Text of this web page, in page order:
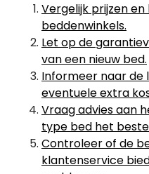
Vergelijk prijzen
beddenwinkels.
Let op de
van een nieuw bed.
Informeer naar de
eventuele extra
Vraag advies aan
type bed het
Controleer of de
klantenservice